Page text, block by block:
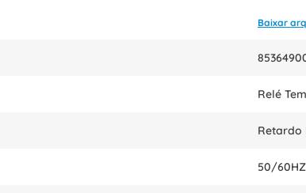
Baixar
Relé
Retardo
50/60HZ